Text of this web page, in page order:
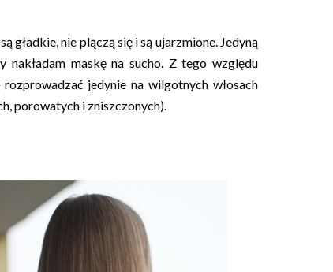
gładkie, nie plączą się i są ujarzmione. Jedyną
nakładam maskę na sucho. Z tego względu
jedynie na wilgotnych włosach
porowatych i zniszczonych).